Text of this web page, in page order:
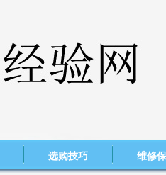
选购技巧 维修